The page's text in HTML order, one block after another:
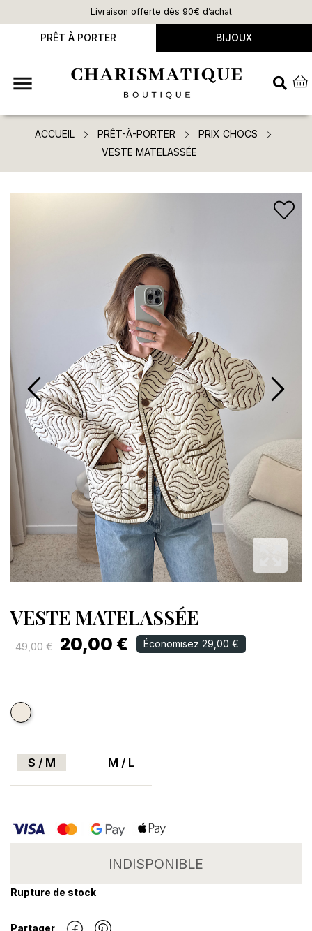
Livraison offerte dès 90€ d’achat
PRÊT À PORTER BIJOUX

ACCUEIL PRÊT-À-PORTER
PRIX CHOCS
VESTE MATELASSÉE
VESTE MATELASSÉE
49,00 € 20,00 € Économisez 29,00 €
Ecru
S / M M / L
INDISPONIBLE
Rupture de stock
Partager